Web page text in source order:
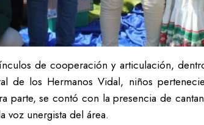
de cooperación y articulación,
de los Hermanos Vidal, niños
se contó con la presencia de
voz unergista del área.